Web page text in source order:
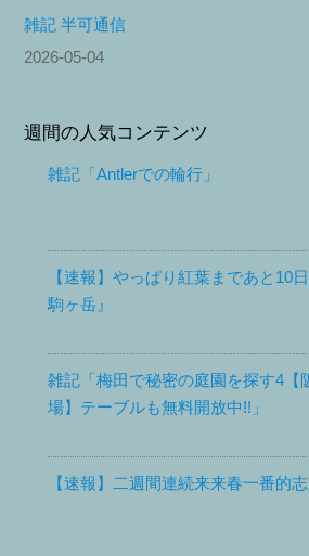
雑記 半可通信
2026-05-04
週間の人気コンテンツ
雑記「Antlerでの輪行」
【速報】やっぱり紅葉まであと10
駒ヶ岳』
雑記「梅田で秘密の庭園を探す4【
場】テーブルも無料開放中!!」
【速報】二週間連続来来春一番的